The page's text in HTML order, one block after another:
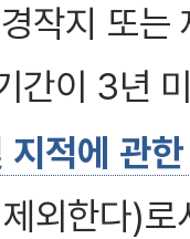
작지 또
간이 3년
지적에 관한
외한다)